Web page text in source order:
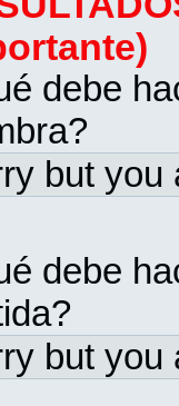
debe
but you
debe
but you